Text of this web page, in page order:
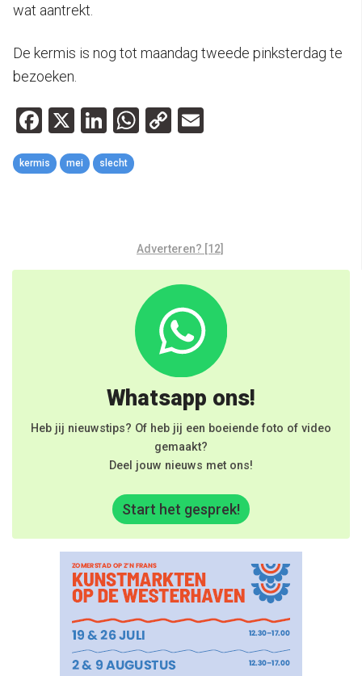
wat aantrekt.
De kermis is nog tot maandag tweede pinksterdag te
bezoeken.
Facebook
X LinkedIn
WhatsApp
Copy
kermis mei slecht
Adverteren? [12]
Whatsapp ons!
Heb jij nieuwstips? Of heb jij een boeiende foto of video
gemaakt?
Deel jouw nieuws met ons!
Start het gesprek!